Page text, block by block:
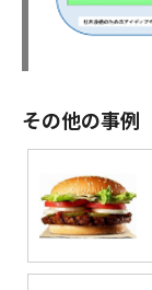
その他の事例